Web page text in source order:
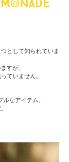
として知られていま
すが、
ていません。
なアイテム。